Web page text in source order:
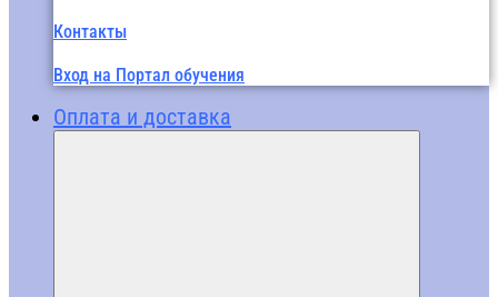
Контакты
Вход на Портал обучения
Оплата и доставка